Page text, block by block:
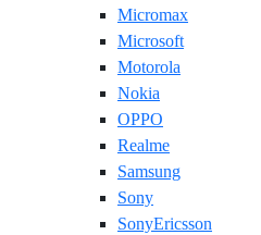
Micromax
Microsoft
Motorola
Nokia
OPPO
Realme
Samsung
Sony
SonyEricsson